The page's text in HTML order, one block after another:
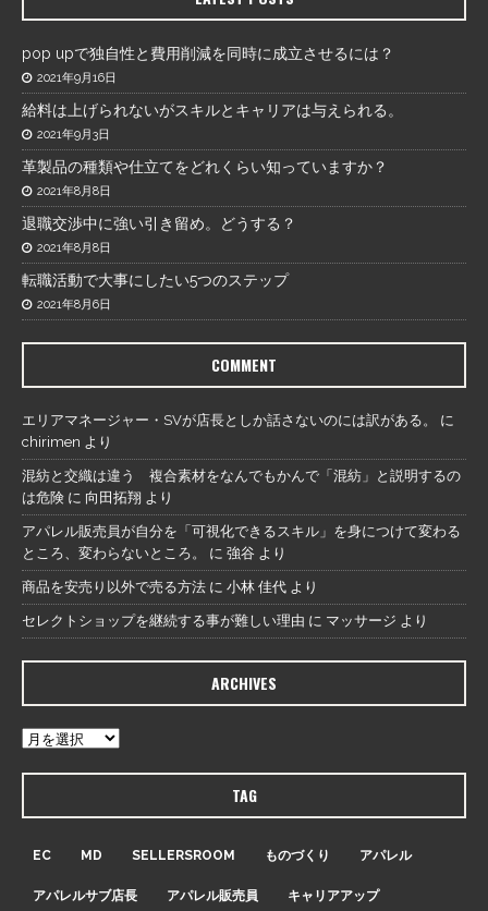
pop upで独自性と費用削減を同時に成立させるには？
2021年9月16日
給料は上げられないがスキルとキャリアは与えられる。
2021年9月3日
革製品の種類や仕立てをどれくらい知っていますか？
2021年8月8日
退職交渉中に強い引き留め。どうする？
2021年8月8日
転職活動で大事にしたい5つのステップ
2021年8月6日
COMMENT
エリアマネージャー・SVが店長としか話さないのには訳がある。
に
chirimen より
混紡と交織は違う 複合素材をなんでもかんで「混紡」と説明するの
は危険 に 向田拓翔 より
アパレル販売員が自分を「可視化できるスキル」を身につけて変わる
ところ、変わらないところ。
に 強谷 より
商品を安売り以外で売る方法 に 小林 佳代 より
セレクトショップを継続する事が難しい理由 に マッサージ より
ARCHIVES
TAG
EC MD SELLERSROOM ものづくり アパレル
アパレルサブ店長 アパレル販売員 キャリアアップ